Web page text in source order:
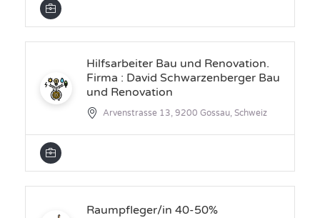
Hilfsarbeiter Bau und Renovation.
Firma : David Schwarzenberger Bau
und Renovation
Arvenstrasse 13, 9200 Gossau, Schweiz
Raumpfleger/in 40-50%